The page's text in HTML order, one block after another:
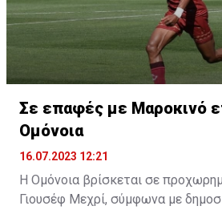
Σε επαφές με Μαροκινό
Ομόνοια
16.07.2023 12:21
Η Ομόνοια βρίσκεται σε
Γιουσέφ Μεχρί, σύμφωνα με